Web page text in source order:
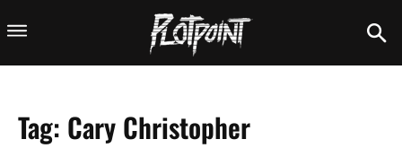
Tag: Cary Christopher